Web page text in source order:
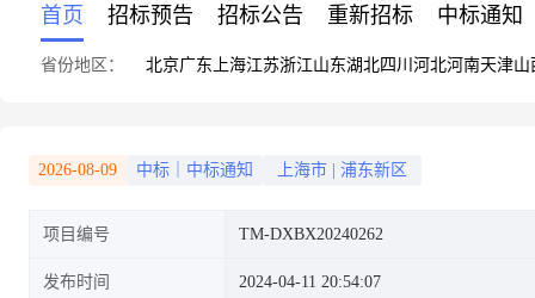
首页 招标预告 招标公告 重新招标 中标通知
省份地区： 北京广东 上海江苏浙江山东湖北四川 河北河南天津山
2026-08-09 中标｜中标通知 上海市 浦东新区
项目编号 TM-DXBX20240262
发布时间 2024-04-11 20:54:07